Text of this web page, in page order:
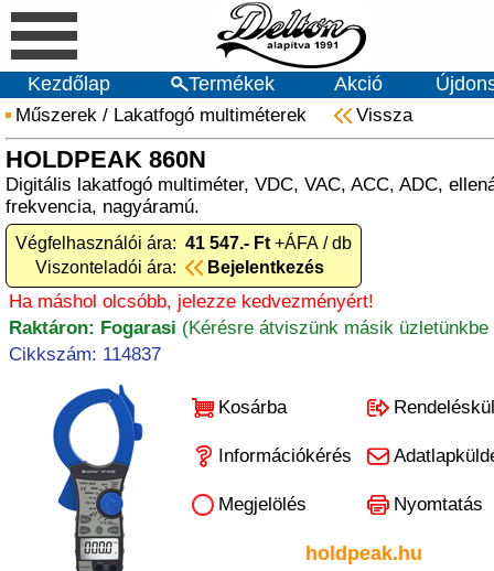
Kezdőlap Termékek Akció
Műszerek / Lakatfogó multiméterek Vissza
HOLDPEAK 860N
Digitális lakatfogó multiméter, VDC, VAC, ACC, ADC,
frekvencia, nagyáramú.
Végfelhasználói ára: 41 547.- Ft +ÁFA / db
Viszonteladói ára:
Bejelentkezés
Ha máshol olcsóbb, jelezze kedvezményért!
Raktáron: Fogarasi (Kérésre átviszünk másik üzletünkbe
Cikkszám: 114837
Kosárba
Információkérés
Megjelölés Nyomtatás
holdpeak.hu